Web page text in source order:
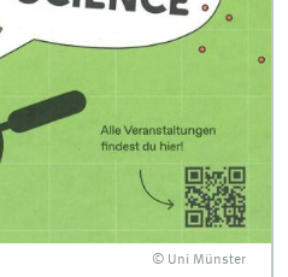
© Uni Münster